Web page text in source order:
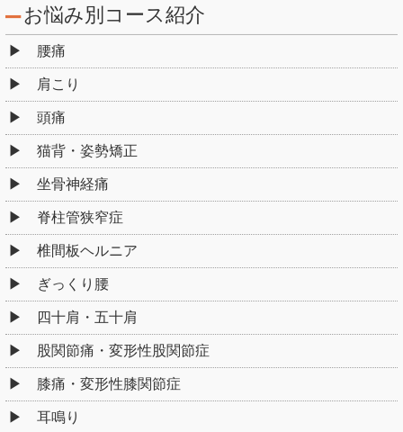
お悩み別コース紹介
腰痛
肩こり
頭痛
猫背・姿勢矯正
坐骨神経痛
脊柱管狭窄症
椎間板ヘルニア
ぎっくり腰
四十肩・五十肩
股関節痛・変形性股関節症
膝痛・変形性膝関節症
耳鳴り